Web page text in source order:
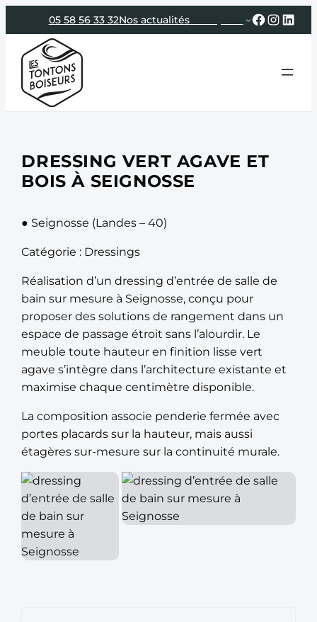
au
contenu
05 58 56 33 32Nos actualitésEntreprise
DRESSING VERT AGAVE ET
BOIS À SEIGNOSSE
● Seignosse (Landes – 40)
Catégorie : Dressings
Réalisation d’un dressing d’entrée de salle de
bain sur mesure à Seignosse, conçu pour
proposer des solutions de rangement dans un
espace de passage étroit sans l’alourdir. Le
meuble toute hauteur en finition lisse vert
agave s’intègre dans l’architecture existante et
maximise chaque centimètre disponible.
La composition associe penderie fermée avec
portes placards sur la hauteur, mais aussi
étagères sur-mesure sur la continuité murale.